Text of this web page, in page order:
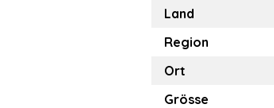
Land
Region
Ort
Grösse